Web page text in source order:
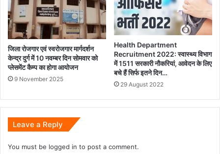
जिला रोजगार एवं स्वरोजगार मार्गदर्शन
केन्द्र दुर्ग में 10 नवम्बर दिन सोमवार को
प्लेसमेंट कैम्प का होगा आयोजन
9 November 2025
Health Department
Recruitment 2022: स्वास्थ्य विभाग
में 1511 सरकारी नौकरियां, आवेदन के लिए
बचे हैं सिर्फ इतने दिन…
29 August 2022
Leave a Reply
You must be logged in to post a comment.